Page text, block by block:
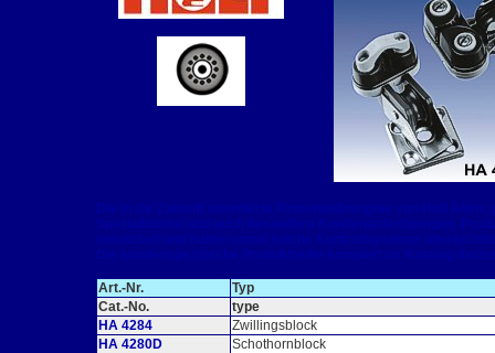
Die in die Zukunft orientierte Firmenphilosophie von Holt
Spezialblöcke und auch besondere Kundenanfertigungen.
entwickelt und halten somit solche Kontrollsysteme
Die kundenspezifische Produktreihe komplett im Katalog
Art.-Nr.
Typ
Cat.-No.
type
HA 4284
Zwillingsblock
HA 4280D
Schothornblock